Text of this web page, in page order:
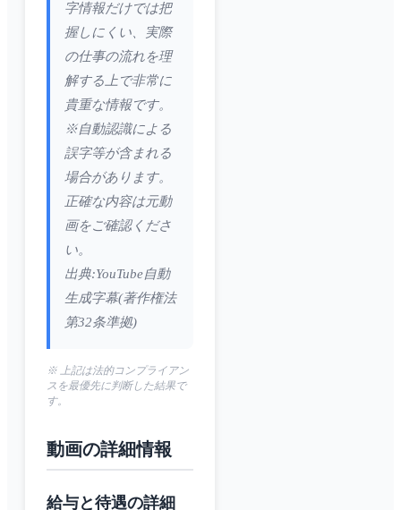
字情報だけでは把
握しにくい、実際
の仕事の流れを理
解する上で非常に
貴重な情報です。
※自動認識による
誤字等が含まれる
場合があります。
正確な内容は元動
画をご確認くださ
い。
出典:YouTube自動
生成字幕(著作権法
第32条準拠)
※ 上記は法的コンプライアン
スを最優先に判断した結果で
す。
動画の詳細情報
給与と待遇の詳細